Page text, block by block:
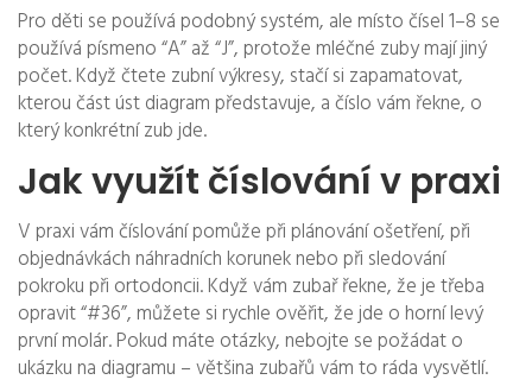
Pro děti se používá podobný systém, ale místo čísel 1–8 se
používá písmeno “A” až “J”, protože mléčné zuby mají jiný
počet. Když čtete zubní výkresy, stačí si zapamatovat,
kterou část úst diagram představuje, a číslo vám řekne, o
který konkrétní zub jde.
Jak využít číslování v praxi
V praxi vám číslování pomůže při plánování ošetření, při
objednávkách náhradních korunek nebo při sledování
pokroku při ortodoncii. Když vám zubař řekne, že je třeba
opravit “#36”, můžete si rychle ověřit, že jde o horní levý
první molár. Pokud máte otázky, nebojte se požádat o
ukázku na diagramu – většina zubařů vám to ráda vysvětlí.